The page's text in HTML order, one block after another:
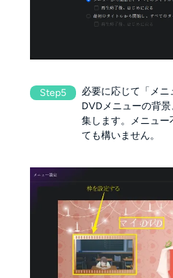
Step5
必要に応じて「メニ
DVDメニューの背
集します。メニュー
ても構いません。